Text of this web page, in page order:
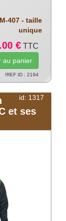
407 - taille
unique
€ TTC
!REF ID : 2194
id: 1317
et ses